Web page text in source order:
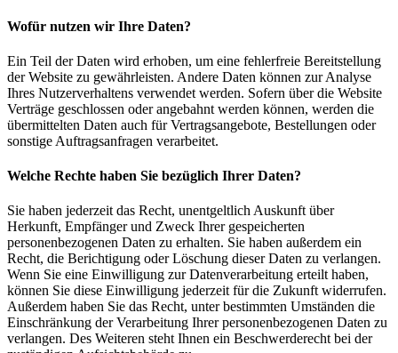
Wofür nutzen wir Ihre Daten?
Ein Teil der Daten wird erhoben, um eine fehlerfreie Bereitstellung
der Website zu gewährleisten. Andere Daten können zur Analyse
Ihres Nutzerverhaltens verwendet werden. Sofern über die Website
Verträge geschlossen oder angebahnt werden können, werden die
übermittelten Daten auch für Vertragsangebote, Bestellungen oder
sonstige Auftragsanfragen verarbeitet.
Welche Rechte haben Sie bezüglich Ihrer Daten?
Sie haben jederzeit das Recht, unentgeltlich Auskunft über
Herkunft, Empfänger und Zweck Ihrer gespeicherten
personenbezogenen Daten zu erhalten. Sie haben außerdem ein
Recht, die Berichtigung oder Löschung dieser Daten zu verlangen.
Wenn Sie eine Einwilligung zur Datenverarbeitung erteilt haben,
können Sie diese Einwilligung jederzeit für die Zukunft widerrufen.
Außerdem haben Sie das Recht, unter bestimmten Umständen die
Einschränkung der Verarbeitung Ihrer personenbezogenen Daten zu
verlangen. Des Weiteren steht Ihnen ein Beschwerderecht bei der